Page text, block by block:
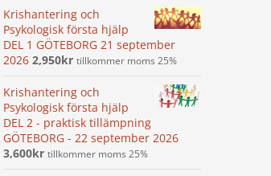
Krishantering och
Psykologisk första hjälp
DEL 1 GÖTEBORG 21 september
2026 2,950kr tillkommer moms 25%
Krishantering och
Psykologisk första hjälp
DEL 2 - praktisk tillämpning
GÖTEBORG - 22 september 2026
3,600kr tillkommer moms 25%